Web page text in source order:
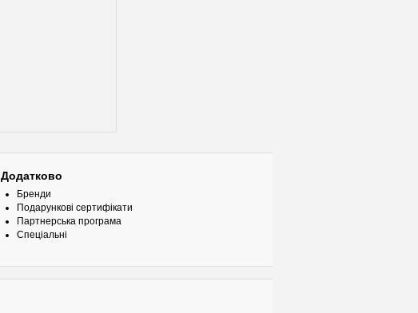
Додатково
Бренди
Подарункові сертифікати
Партнерська програма
Спеціальні